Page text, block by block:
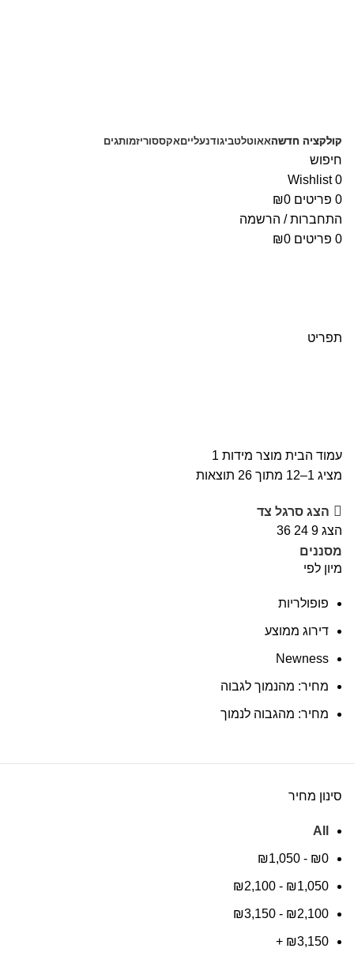
קולקציה חדשהאאוטלטביגודנעלייםאקססוריזמותגים
חיפוש
0
Wishlist
0 פריטים ₪0
התחברות / הרשמה
0 פריטים ₪0
תפריט
עמוד הבית מוצר מידות 1
מציג 1–12 מתוך 26 תוצאות
הצג סרגל צד
הצג 9
24
36
מסננים
מיון לפי
פופולריות
דירוג ממוצע
Newness
מחיר: מהנמוך לגבוה
מחיר: מהגבוה לנמוך
סינון מחיר
All
₪0
-
₪1,050
₪1,050
-
₪2,100
₪2,100
-
₪3,150
₪3,150
+